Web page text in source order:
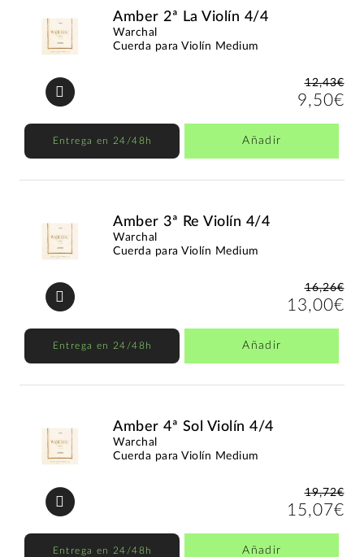
Amber 2ª La Violín 4/4
Warchal
Cuerda para Violín Medium
12,43€
9,50€
Entrega en 24/48h Añadir
Amber 3ª Re Violín 4/4
Warchal
Cuerda para Violín Medium
16,26€
13,00€
Entrega en 24/48h Añadir
Amber 4ª Sol Violín 4/4
Warchal
Cuerda para Violín Medium
19,72€
15,07€
Entrega en 24/48h Añadir